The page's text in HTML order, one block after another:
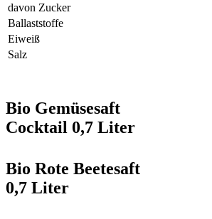
davon Zucker
Ballaststoffe
Eiweiß
Salz
Bio Gemüsesaft
Cocktail 0,7 Liter
Bio Rote Beetesaft
0,7 Liter